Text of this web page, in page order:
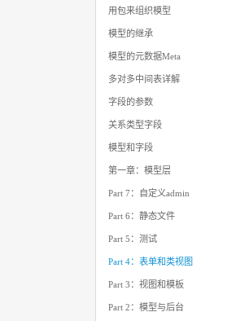
用包来组织模型
模型的继承
模型的元数据Meta
多对多中间表详解
字段的参数
关系类型字段
模型和字段
第一章：模型层
Part 7：自定义admin
Part 6：静态文件
Part 5：测试
Part 4：表单和类视图
Part 3：视图和模板
Part 2：模型与后台